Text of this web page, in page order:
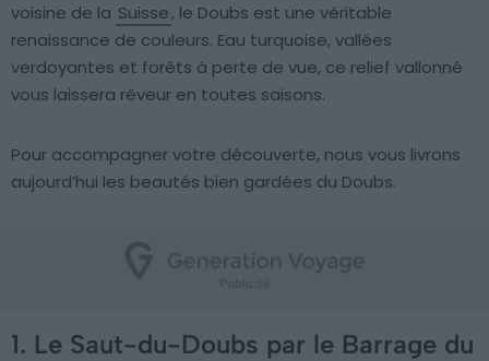
voisine de la Suisse, le Doubs est une véritable
renaissance de couleurs. Eau turquoise, vallées
verdoyantes et forêts à perte de vue, ce relief vallonné
vous laissera rêveur en toutes saisons.
Pour accompagner votre découverte, nous vous livrons
aujourd’hui les beautés bien gardées du Doubs.
1. Le Saut-du-Doubs par le Barrage du